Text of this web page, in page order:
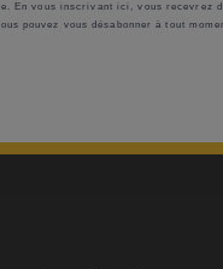
En vous inscrivant ici, vous
pouvez vous désabonner à tout